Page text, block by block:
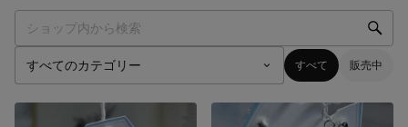
すべて 販売中